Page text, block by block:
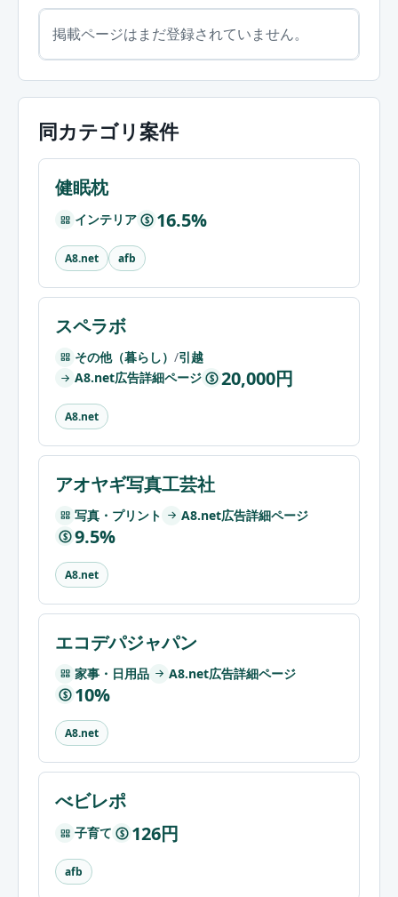
掲載ページはまだ登録されていません。
同カテゴリ案件
健眠枕
インテリア $ 16.5%
A8.net afb
スペラボ
その他（暮らし） /引越
A8.net広告詳細ページ
$ 20,000円
A8.net
アオヤギ写真工芸社
写真・プリント A8.net広告詳細ページ
$ 9.5%
A8.net
エコデパジャパン
家事・日用品 A8.net広告詳細ページ
$ 10%
A8.net
べビレポ
子育て $ 126円
afb